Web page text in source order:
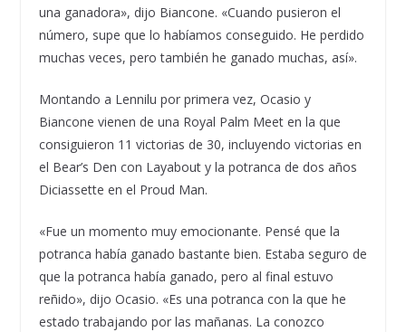
una ganadora», dijo Biancone. «Cuando pusieron el
número, supe que lo habíamos conseguido. He perdido
muchas veces, pero también he ganado muchas, así».
Montando a Lennilu por primera vez, Ocasio y
Biancone vienen de una Royal Palm Meet en la que
consiguieron 11 victorias de 30, incluyendo victorias en
el Bear’s Den con Layabout y la potranca de dos años
Diciassette en el Proud Man.
«Fue un momento muy emocionante. Pensé que la
potranca había ganado bastante bien. Estaba seguro de
que la potranca había ganado, pero al final estuvo
reñido», dijo Ocasio. «Es una potranca con la que he
estado trabajando por las mañanas. La conozco